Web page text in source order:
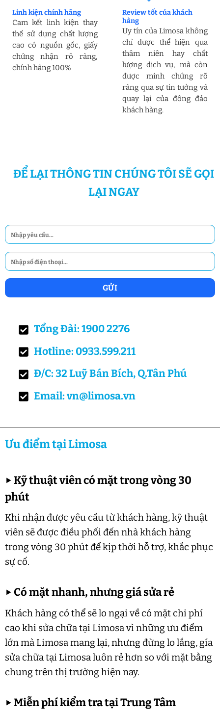
Linh kiện chính hãng
Cam kết linh kiện thay
thế sử dụng chất lượng
cao có nguồn gốc, giấy
chứng nhận rõ ràng,
chính hãng 100%
Review tốt của khách
hàng
Uy tín của Limosa không
chỉ được thể hiện qua
thâm niên hay chất
lượng dịch vụ, mà còn
được minh chứng rõ
ràng qua sự tin tưởng và
quay lại của đông đảo
khách hàng.
ĐỂ LẠI THÔNG TIN CHÚNG TÔI SẼ GỌI
LẠI NGAY
Tổng Đài: 1900 2276
Hotline: 0933.599.211
Đ/C: 32 Luỹ Bán Bích, Q.Tân Phú
Email: vn@limosa.vn
Ưu điểm tại Limosa
▶Kỹ thuật viên có mặt trong vòng 30
phút
Khi nhận được yêu cầu từ khách hàng, kỹ thuật
viên sẽ được điều phối đến nhà khách hàng
trong vòng 30 phút để kịp thời hỗ trợ, khắc phục
sự cố.
▶ Có mặt nhanh, nhưng giá sửa rẻ
Khách hàng có thể sẽ lo ngại về có mặt chi phí
cao khi sửa chữa tại Limosa vì những ưu điểm
lớn mà Limosa mang lại, nhưng đừng lo lắng, gía
sửa chữa tại Limosa luôn rẻ hơn so với mặt bằng
chung trên thị trường hiện nay.
▶Miễn phí kiểm tra tại Trung Tâm